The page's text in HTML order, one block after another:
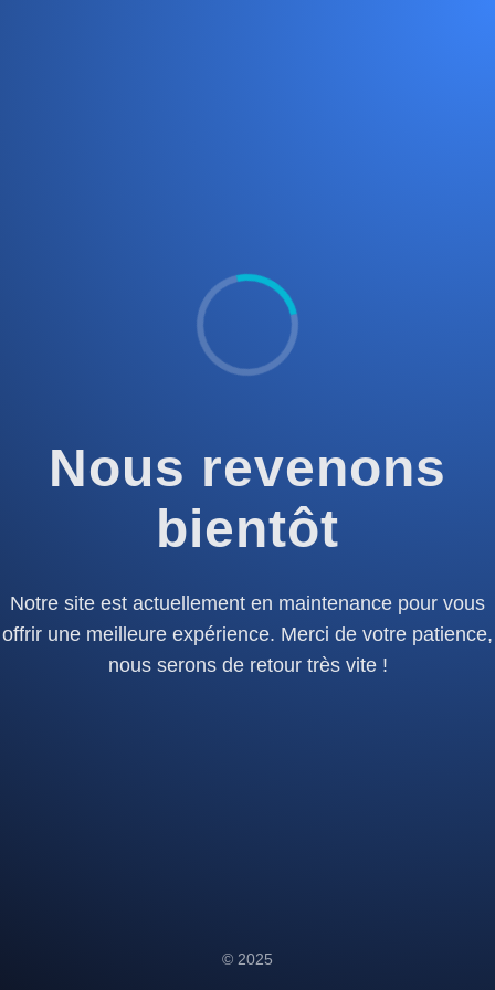
Nous revenons
bientôt
Notre site est actuellement en maintenance pour vous
offrir une meilleure expérience. Merci de votre patience,
nous serons de retour très vite !
© 2025